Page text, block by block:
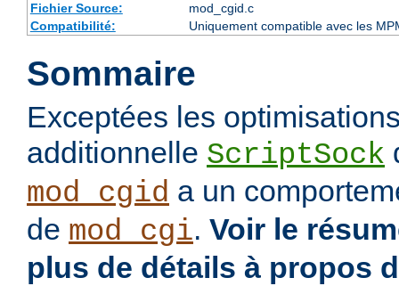
Fichier Source:
mod_cgid.c
Compatibilité:
Uniquement compatible avec les
Sommaire
Exceptées les
additionnelle ScriptSock
mod_cgid a un
de mod_cgi. Voir le
plus de détails à propos